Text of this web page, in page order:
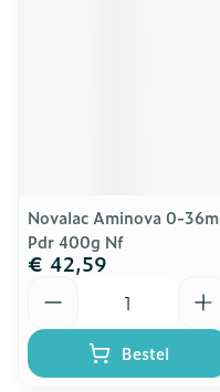
Novalac Aminova 0-36m
Pdr 400g Nf
€ 42,59
Bestel